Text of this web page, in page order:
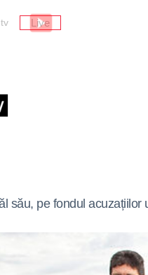
Live
său, pe fondul